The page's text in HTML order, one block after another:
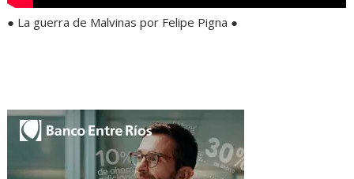
● La guerra de Malvinas por Felipe Pigna ●